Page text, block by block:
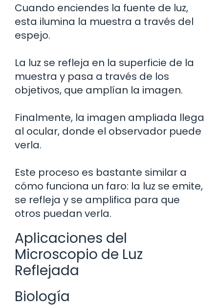
Cuando enciendes la fuente de luz,
esta ilumina la muestra a través del
espejo.
La luz se refleja en la superficie de la
muestra y pasa a través de los
objetivos, que amplían la imagen.
Finalmente, la imagen ampliada llega
al ocular, donde el observador puede
verla.
Este proceso es bastante similar a
cómo funciona un faro: la luz se emite,
se refleja y se amplifica para que
otros puedan verla.
Aplicaciones del
Microscopio de Luz
Reflejada
Biología